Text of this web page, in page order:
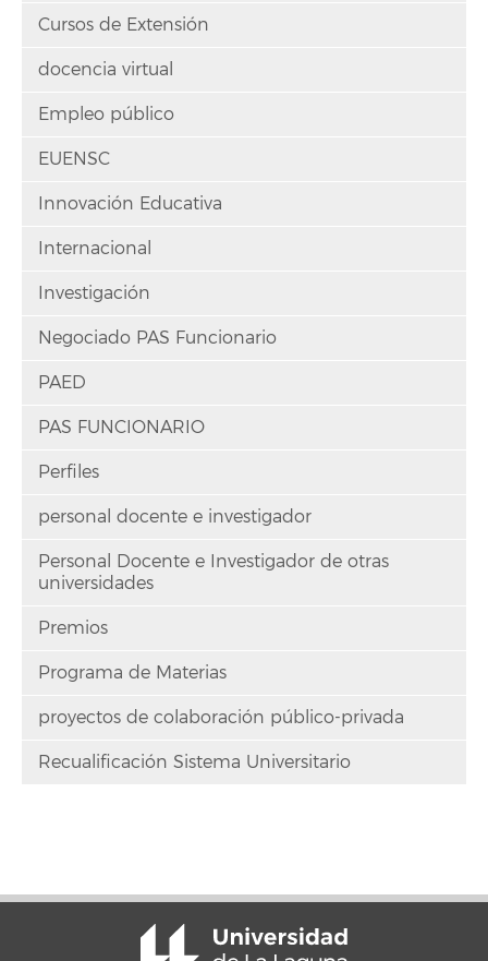
Cursos de Extensión
docencia virtual
Empleo público
EUENSC
Innovación Educativa
Internacional
Investigación
Negociado PAS Funcionario
PAED
PAS FUNCIONARIO
Perfiles
personal docente e investigador
Personal Docente e Investigador de otras
universidades
Premios
Programa de Materias
proyectos de colaboración público-privada
Recualificación Sistema Universitario